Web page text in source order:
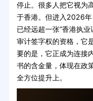
停止。很多人把它视为
于香港。但进入2026
已经远超一张“香港执
审计签字权的资格，它
要的是，它正成为连接
书的含金量，体现在政
全方位提升上。